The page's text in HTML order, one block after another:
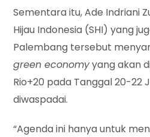
Sementara itu, Ade Indriani
Hijau Indonesia (SHI) yang
Palembang tersebut
green economyyang akan
Rio+20 pada Tanggal 20-22
diwaspadai.
“Agenda ini hanya untuk